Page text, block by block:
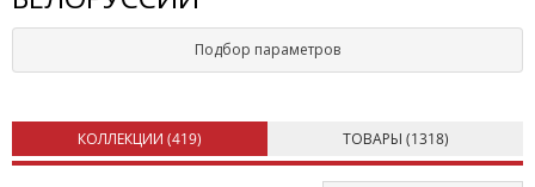
Подбор параметров
КОЛЛЕКЦИИ (419) ТОВАРЫ (1318)